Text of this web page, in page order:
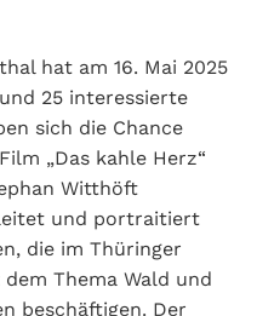
hat am 16. Mai 2025
25 interessierte
sich die Chance
„Das kahle Herz“
Witthöft
und portraitiert
die im Thüringer
Thema Wald und
beschäftigen. Der